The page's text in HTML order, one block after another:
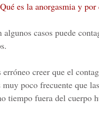
es la anorgasmia y por
algunos casos puede
erróneo creer que el
muy poco frecuente que
tiempo fuera del cuerpo